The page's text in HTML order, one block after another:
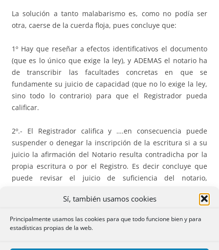
Sí, también usamos cookies
Principalmente usamos las cookies para que todo funcione bien y para
estadísticas propias de la web.
La solución a tanto malabarismo es, como no podía ser
otra, caerse de la cuerda floja, pues concluye que:
1º Hay que reseñar a efectos identificativos el documento
(que es lo único que exige la ley), y ADEMAS el notario ha
de transcribir las facultades concretas en que se
fundamente su juicio de capacidad (que no lo exige la ley,
sino todo lo contrario) para que el Registrador pueda
calificar.
2º.- El Registrador califica y ….en consecuencia puede
suspender o denegar la inscripción de la escritura si a su
juicio la afirmación del Notario resulta contradicha por la
propia escritura o por el Registro. Es decir concluye que
puede revisar el juicio de suficiencia del notario,
reforma, revisando el juicio del Notario, aunque éste haga